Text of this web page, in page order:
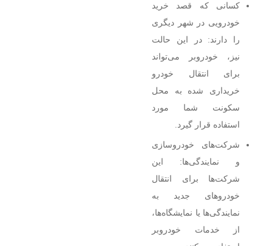
کسانی که قصد خرید
خودرویی در شهر دیگری
را دارند: در این حالت
نیز، خودروبر می‌تواند
برای انتقال خودرو
خریداری شده به محل
سکونت شما مورد
استفاده قرار گیرد.
شرکت‌های خودروسازی
و نمایندگی‌ها: این
شرکت‌ها برای انتقال
خودروهای جدید به
نمایندگی‌ها یا نمایشگاه‌ها،
از خدمات خودروبر